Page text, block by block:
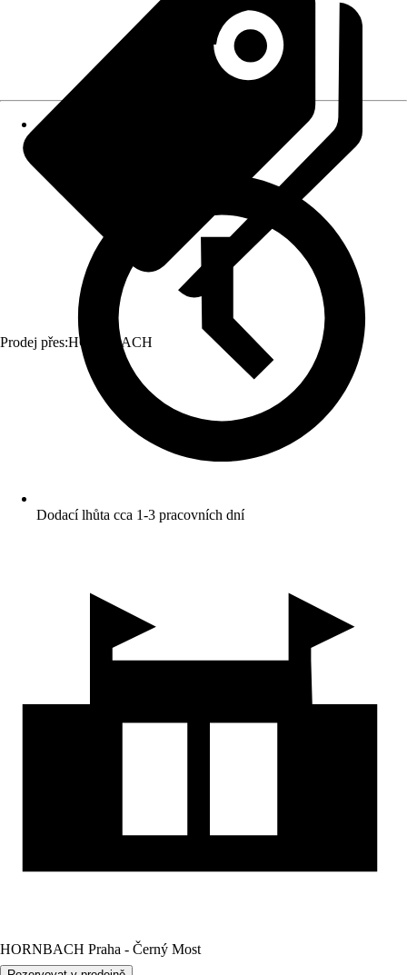
Prodej přes:HORNBACH
Dodací lhůta cca 1-3 pracovních dní
HORNBACH Praha - Černý Most